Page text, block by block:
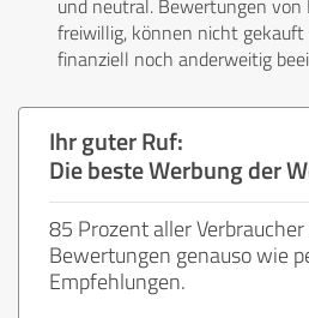
und neutral. Bewertungen von
freiwillig, können nicht
finanziell noch anderweitig
Ihr guter Ruf:
Die beste Werbung der
85 Prozent aller
Bewertungen genauso wie
Empfehlungen.